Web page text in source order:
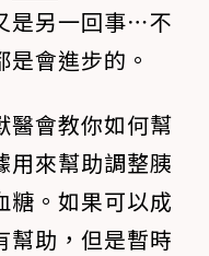
是另一回事⋯不
會進步的。
醫會教你如何幫
用來幫助調整胰
糖。如果可以成
幫助，但是暫時